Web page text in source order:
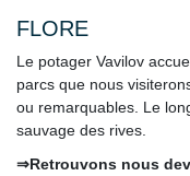
FLORE
Le potager Vavilov
parcs que nous
ou remarquables. Le
sauvage des rives.
⇒Retrouvons nous